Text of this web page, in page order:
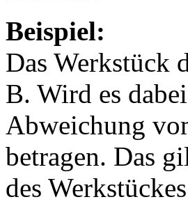
Beispiel:
Das Werkstück
B. Wird es
Abweichung
betragen. Das
des